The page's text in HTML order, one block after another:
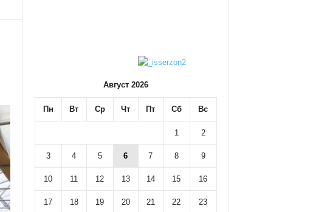
Август 2026
Пн Вт Ср Чт Пт Сб Вс
1 2
3 4 5 6 7 8 9
10 11 12 13 14 15 16
17 18 19 20 21 22 23